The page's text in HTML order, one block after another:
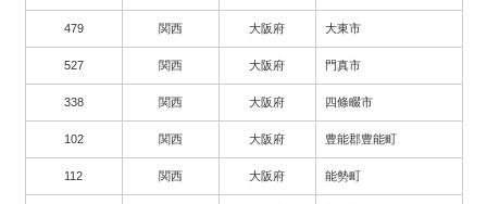
479 関西 大阪府 大東市
527 関西 大阪府 門真市
338 関西 大阪府 四條畷市
102 関西 大阪府 豊能郡豊能町
112 関西 大阪府 能勢町